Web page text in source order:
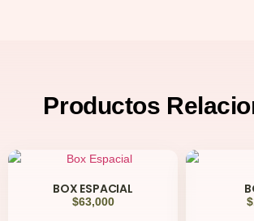
Productos
BOX ESPACIAL
$63,000 $